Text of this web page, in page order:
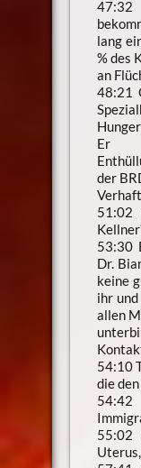
lang
% des
an
48:21
Er
der
53:30
Dr.
keine
ihr
allen
54:10
die
55:02